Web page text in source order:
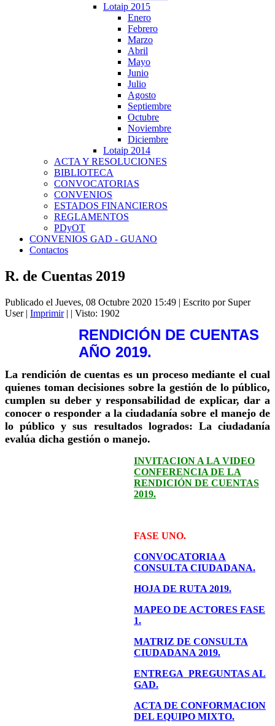
Lotaip 2015
Enero
Febrero
Marzo
Abril
Mayo
Junio
Julio
Agosto
Septiembre
Octubre
Noviembre
Diciembre
Lotaip 2014
ACTA Y RESOLUCIONES
BIBLIOTECA
CONVOCATORIAS
CONVENIOS
ESTADOS FINANCIEROS
REGLAMENTOS
PDyOT
CONVENIOS GAD - GUANO
Contactos
R. de Cuentas 2019
Publicado el Jueves, 08 Octubre 2020 15:49 | Escrito por Super
User| Imprimir| | Visto: 1902
RENDICIÓN DE CUENTAS
AÑO 2019.
La rendición de cuentas es un proceso mediante el cual
quienes toman decisiones sobre la gestión de lo público,
cumplen su deber y responsabilidad de explicar, dar a
conocer o responder a la ciudadanía sobre el manejo de
lo público y sus resultados logrados: La ciudadanía
evalúa dicha gestión o manejo.
INVITACION A LA VIDEO
CONFERENCIA DE LA
RENDICIÓN DE CUENTAS
2019.
FASE UNO.
CONVOCATORIA A
CONSULTA CIUDADANA.
HOJA DE RUTA 2019.
MAPEO DE ACTORES FASE
1.
MATRIZ DE CONSULTA
CIUDADANA 2019.
ENTREGA PREGUNTAS AL
GAD.
ACTA DE CONFORMACION
DEL EQUIPO MIXTO.